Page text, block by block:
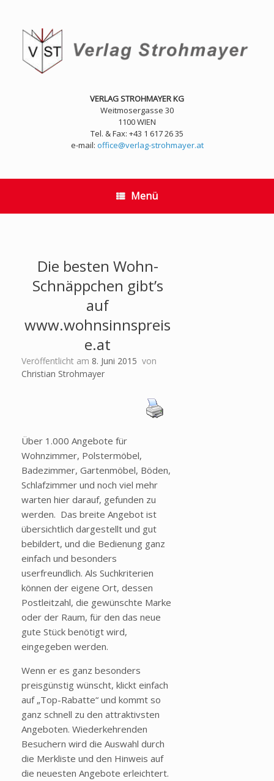
springen
VERLAG STROHMAYER KG
Weitmosergasse 30
1100 WIEN
Tel. & Fax: +43 1 617 26 35
e-mail: office@verlag-strohmayer.at
Menü
Die besten Wohn-
Schnäppchen gibt’s
auf
www.wohnsinnspreis
e.at
Veröffentlicht am 8. Juni 2015 von
Christian Strohmayer
Über 1.000 Angebote für
Wohnzimmer, Polstermöbel,
Badezimmer, Gartenmöbel, Böden,
Schlafzimmer und noch viel mehr
warten hier darauf, gefunden zu
werden. Das breite Angebot ist
übersichtlich dargestellt und gut
bebildert, und die Bedienung ganz
einfach und besonders
userfreundlich. Als Suchkriterien
können der eigene Ort, dessen
Postleitzahl, die gewünschte Marke
oder der Raum, für den das neue
gute Stück benötigt wird,
eingegeben werden.
Wenn er es ganz besonders
preisgünstig wünscht, klickt einfach
auf „Top-Rabatte“ und kommt so
ganz schnell zu den attraktivsten
Angeboten. Wiederkehrenden
Besuchern wird die Auswahl durch
die Merkliste und den Hinweis auf
die neuesten Angebote erleichtert.